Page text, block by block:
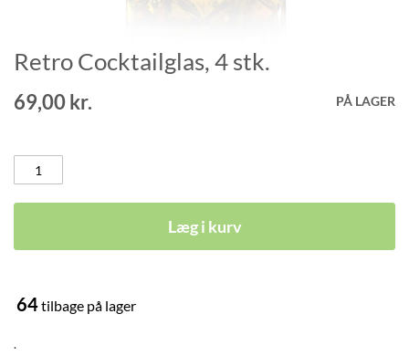
Gå
til
starten
af
Retro Cocktailglas, 4 stk.
69,00 kr. PÅ LAGER
Læg i kurv
64tilbage på lager
.